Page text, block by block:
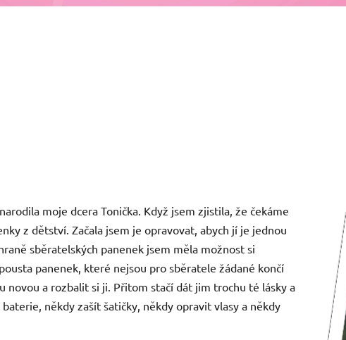
moje dcera Tonička. Když jsem zjistila, že čekáme
z dětství. Začala jsem je opravovat, abych jí je jednou
sběratelských panenek jsem měla možnost si
panenek, které nejsou pro sběratele žádané končí
a rozbalit si ji. Přitom stačí dát jim trochu té lásky a
někdy zašít šatičky, někdy opravit vlasy a někdy